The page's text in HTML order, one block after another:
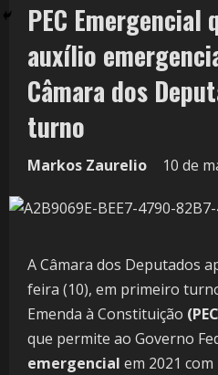
PEC Emergencial
auxílio
Câmara dos
turno
Markos Zaurelio 10 de
A Câmara dos Deputados
feira (10), em primeiro
Emenda à Constituição
que permite ao Governo
emergencial em 2021